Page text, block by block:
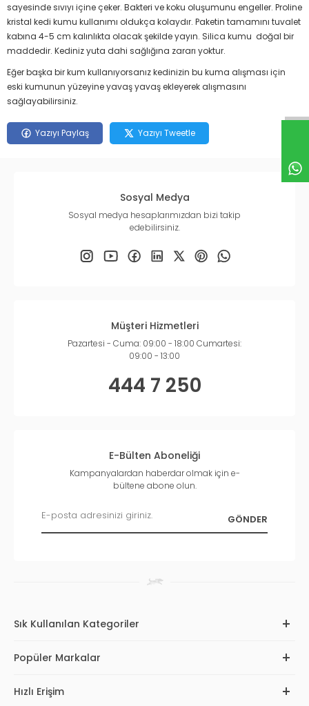
sayesinde sıvıyı içine çeker. Bakteri ve koku oluşumunu engeller. Proline
kristal kedi kumu kullanımı oldukça kolaydır. Paketin tamamını tuvalet
kabına 4-5 cm kalınlıkta olacak şekilde yayın. Silica kumu doğal bir
maddedir. Kediniz yuta dahi sağlığına zararı yoktur.
Eğer başka bir kum kullanıyorsanız kedinizin bu kuma alışması için
eski kumunun yüzeyine yavaş yavaş ekleyerek alışmasını
sağlayabilirsiniz.
Yazıyı Paylaş Yazıyı Tweetle
Sosyal Medya
Sosyal medya hesaplarımızdan bizi takip
edebilirsiniz.
Müşteri Hizmetleri
Pazartesi - Cuma: 09:00 - 18:00 Cumartesi:
09:00 - 13:00
444 7 250
E-Bülten Aboneliği
Kampanyalardan haberdar olmak için e-
bültene abone olun.
Sık Kullanılan Kategoriler
Popüler Markalar
Hızlı Erişim